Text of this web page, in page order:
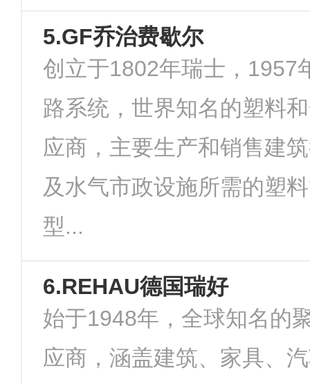
5.GF乔治费歇尔
创立于1802年瑞士，1957
路系统，世界知名的塑料
应商，主要生产和销售建
及水气市政设施所需的塑
型...
6.REHAU德国瑞好
始于1948年，全球知名的
应商，涵盖建筑、家具、